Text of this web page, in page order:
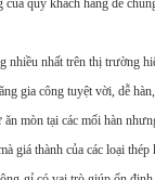
quý khách hàng để
nhiều nhất trên thị trường
gia công tuyệt vời, dễ
mòn tại các mối hàn
giá thành của các loại